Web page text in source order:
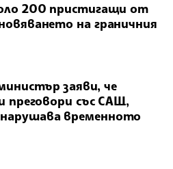
200 пристигащи от
на граничния
заяви, че
преговори със САЩ,
временното